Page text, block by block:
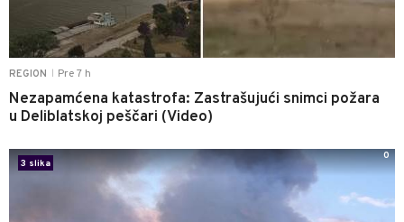
REGION Pre 7 h
Nezapamćena katastrofa: Zastrašujući snimci požara
u Deliblatskoj peščari (Video)
3 slika
0